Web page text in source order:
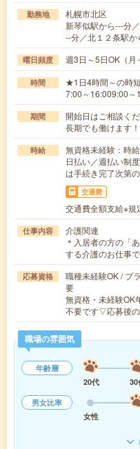
勤務地
札幌市北区
新琴似駅から---分
--分／北１２条駅か
曜日頻度 週3日～5日OK（
時間
★1日4時間～の時
7:00～16:009:00
期間
開始日はご相談く
長期でも働けます！
時給
無資格未経験：
日払い／週払い制
は手続き完了次第
交通費
交通費全額支給※規
仕事内容
介護関連
＊入居者の方の「
する介護のお仕事
応募資格
職種未経験OK / ブ
要
無資格・未経験
不要です▽応募後
職場の雰囲気
年齢層
20代
30
男女比率
女性